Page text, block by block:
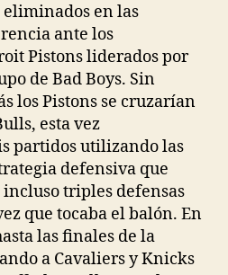
en las
ante los
Pistons liderados por
de Bad Boys. Sin
los Pistons se cruzarían
esta vez
partidos utilizando las
defensiva que
triples defensas
que tocaba el balón. En
las finales de la
a Cavaliers y Knicks